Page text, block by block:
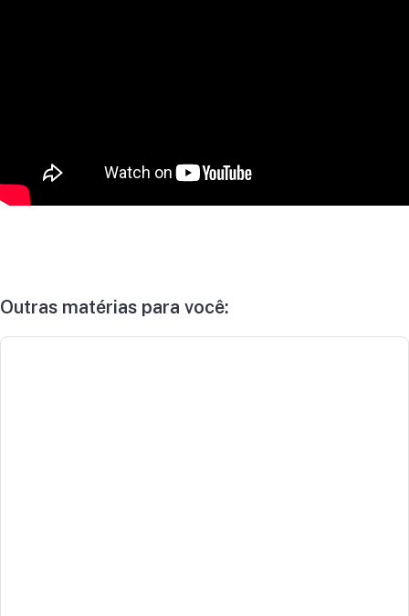
Outras matérias para você: